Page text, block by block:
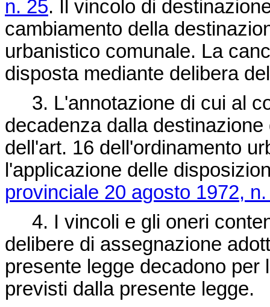
n. 25. Il vincolo di
cambiamento della
urbanistico comunale. La
disposta mediante delibera
3. L'annotazione di cui al
decadenza dalla
dell'art. 16 dell'ordinamento
l'applicazione delle
provinciale 20 agosto 1972,
4. I vincoli e gli oneri
delibere di assegnazione
presente legge decadono
previsti dalla presente legge.